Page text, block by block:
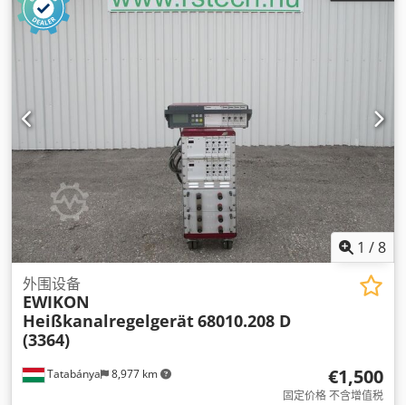
1 /8
Tatabánya 8,977 km
外围设备
EWIKON
Heißkanalregelgerät68010.208 D
(3364)
€1,500
固定价格 不含增值税